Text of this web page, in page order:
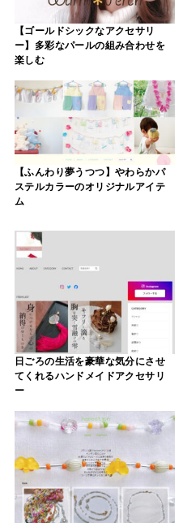
【ゴールドシックなアクセサリ
ー】多彩なパールの組み合わせを
楽しむ
【ふんわり夢うつつ】やわらかパ
ステルカラーのオリジナルアイテ
ム
日ごろの生活を豪華な気分にさせ
てくれるハンドメイドアクセサリ
ー